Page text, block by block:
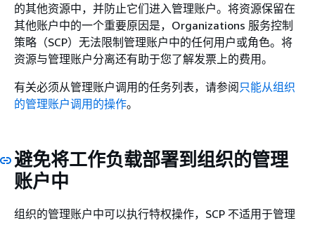
的其他资源中，并防止它们进入管理账户。将资源保留在
其他账户中的一个重要原因是，Organizations 服务控制
策略（SCP）无法限制管理账户中的任何用户或角色。将
资源与管理账户分离还有助于您了解发票上的费用。
有关必须从管理账户调用的任务列表，请参阅只能从组织
的管理账户调用的操作。
避免将工作负载部署到组织的管理
账户中
组织的管理账户中可以执行特权操作，SCP 不适用于管理